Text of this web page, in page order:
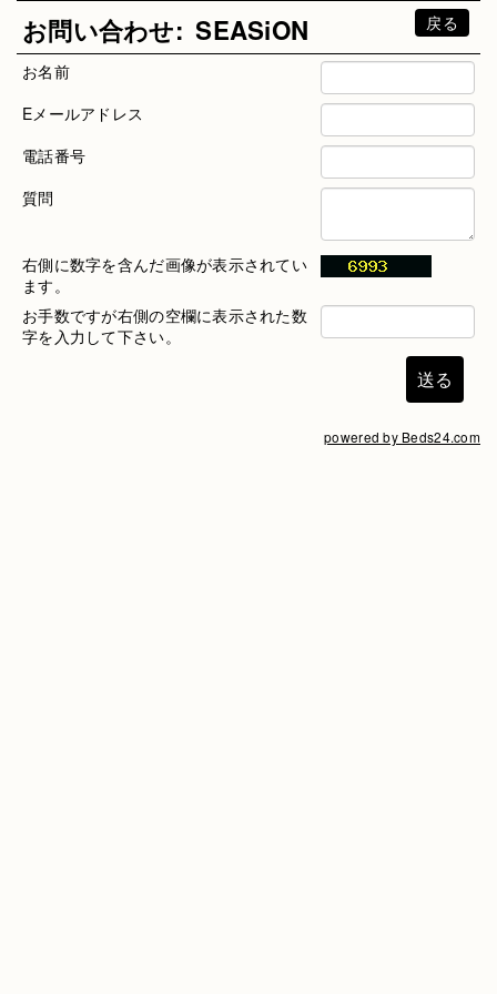
戻る
お問い合わせ: SEASiON
お名前
Eメールアドレス
電話番号
質問
右側に数字を含んだ画像が表示されてい
ます。
お手数ですが右側の空欄に表示された数
字を入力して下さい。
powered by Beds24.com